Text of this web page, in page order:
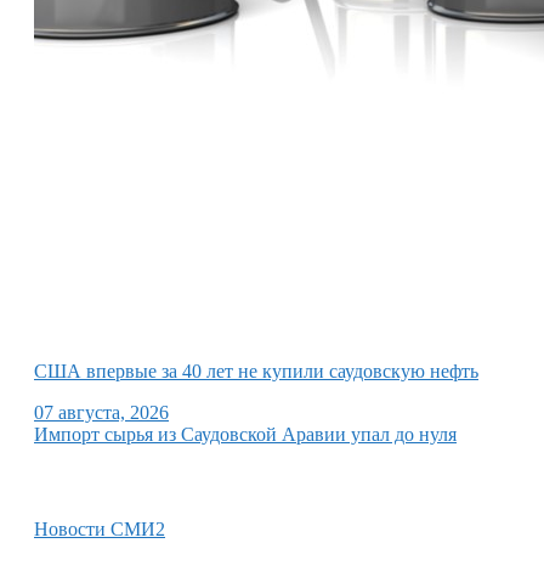
США впервые за 40 лет не купили саудовскую нефть
07 августа, 2026
Импорт сырья из Саудовской Аравии упал до нуля
Новости СМИ2